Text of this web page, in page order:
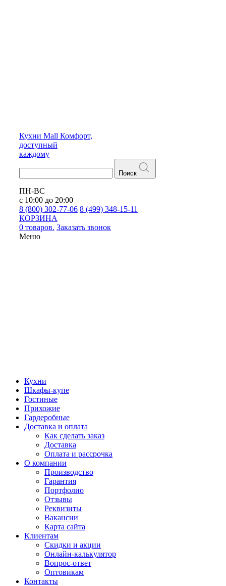
Кухни Mall Комфорт,
доступный
каждому
Поиск
ПН-ВС
с 10:00 до 20:00
8 (800) 302-77-06 8 (499) 348-15-11
КОРЗИНА
0 товаров. Заказать звонок
Меню
Кухни
Шкафы-купе
Гостиные
Прихожие
Гардеробные
Доставка и оплата
Как сделать заказ
Доставка
Оплата и рассрочка
О компании
Производство
Гарантия
Портфолио
Отзывы
Реквизиты
Вакансии
Карта сайта
Клиентам
Скидки и акции
Онлайн-калькулятор
Вопрос-ответ
Оптовикам
Контакты